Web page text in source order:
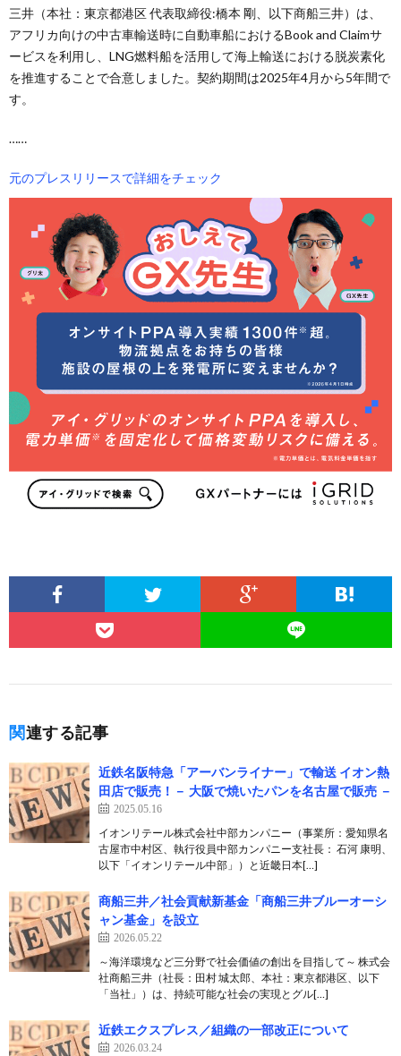
三井（本社：東京都港区 代表取締役:橋本 剛、以下商船三井）は、
アフリカ向けの中古車輸送時に自動車船におけるBook and Claimサ
ービスを利用し、LNG燃料船を活用して海上輸送における脱炭素化
を推進することで合意しました。契約期間は2025年4月から5年間で
す。
……
元のプレスリリースで詳細をチェック
関連する記事
近鉄名阪特急「アーバンライナー」で輸送 イオン熱
田店で販売！－ 大阪で焼いたパンを名古屋で販売 －
2025.05.16
イオンリテール株式会社中部カンパニー（事業所：愛知県名
古屋市中村区、執行役員中部カンパニー支社長： 石河 康明、
以下「イオンリテール中部」）と近畿日本[…]
商船三井／社会貢献新基金「商船三井ブルーオーシ
ャン基金」を設立
2026.05.22
～海洋環境など三分野で社会価値の創出を目指して～ 株式会
社商船三井（社長：田村 城太郎、本社：東京都港区、以下
「当社」）は、持続可能な社会の実現とグル[…]
近鉄エクスプレス／組織の一部改正について
2026.03.24